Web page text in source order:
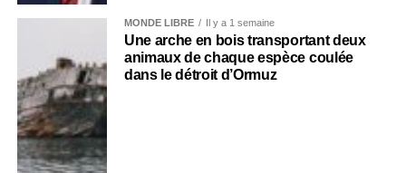
MONDE LIBRE Il y a 1 semaine
Une arche en bois transportant deux
animaux de chaque espèce coulée
dans le détroit d’Ormuz